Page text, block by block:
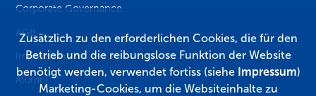
Corporate Governance
AGB
Impressum
Alumni
Zusätzlich zu den erforderlichen Cookies, die für den
Betrieb und die reibungslose Funktion der Website
benötigt werden, verwendet fortiss (siehe Impressum)
Marketing-Cookies, um die Websiteinhalte zu